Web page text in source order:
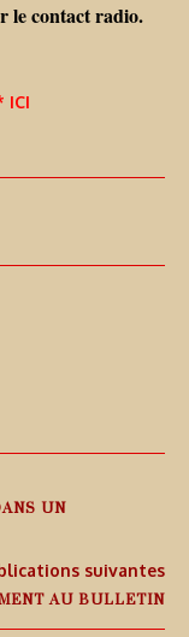
le contact radio.
ICI
UN
suivantes
AU BULLETIN